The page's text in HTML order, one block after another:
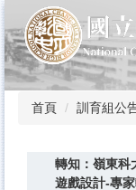
到
主
要
內
首頁 訓育組公
轉知：嶺東科
遊戲設計-專家